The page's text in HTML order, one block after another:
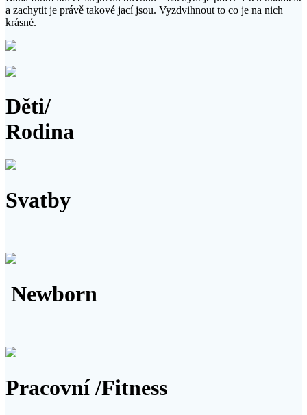
a zachytit je právě takové jací jsou. Vyzdvihnout to co je na nich
krásné.
Galerie
Děti/
Rodina
Galerie
Svatby
Galerie
Newborn
Galerie
Pracovní /Fitness